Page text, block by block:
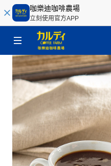
咖樂迪咖啡農場
立刻使用官方APP